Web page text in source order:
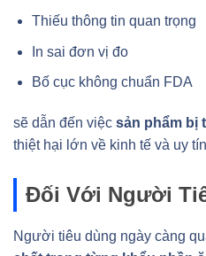
Thiếu thông tin quan trọng
In sai đơn vị đo
Bố cục không chuẩn FDA
sẽ dẫn đến việc sản phẩm bị
thiệt hại lớn về kinh tế và uy
Đối Với Người
Người tiêu dùng ngày càng